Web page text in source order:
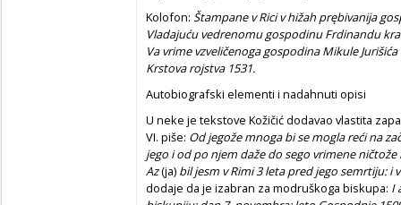
Kolofon: Štampane v Rici v hižah prębivanija
Vladajuću vedrenomu gospodinu Frdinandu
Va vrime vzveličenoga gospodina Mikule Jurišića
Krstova rojstva 1531.
Autobiografski elementi i nadahnuti opisi
U neke je tekstove Kožičić dodavao vlastita
VI. piše: Od jegože mnoga bi se mogla reći na zač
jego i od po njem daže do sego vrimene ničtože
Az(ja) bil jesm v Rimi 3 leta pred jego semrtiju: i
dodaje da je izabran za modruškoga biskupa: I